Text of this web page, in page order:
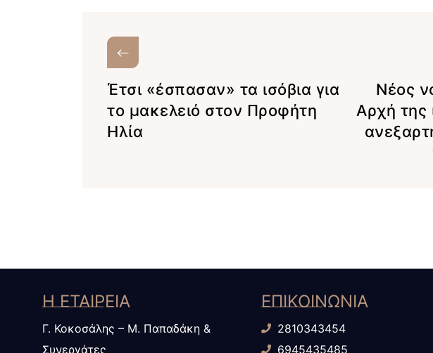
Έτσι «έσπασαν» τα ισόβια για
το μακελειό στον Προφήτη
Ηλία
Νέος
Αρχή της
Η ΕΤΑΙΡΕΙΑ
Γ. Κοκοσάλης – Μ. Παπαδάκη &
Συνεργάτες
ΕΠΙΚΟΙΝΩΝΙΑ
2810343454
6945435485